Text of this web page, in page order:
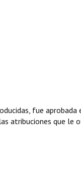
fue aprobada
atribuciones que le